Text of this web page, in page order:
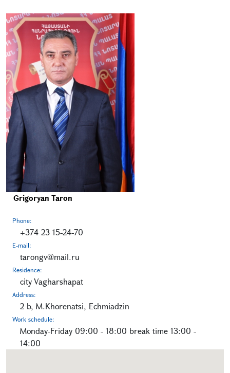
Grigoryan Taron
Phone:
+374 23 15-24-70
E-mail:
tarongv@mail.ru
Residence:
city Vagharshapat
Address:
2 b, M.Khorenatsi, Echmiadzin
Work schedule:
Monday-Friday 09:00 - 18:00 break time 13:00 -
14:00